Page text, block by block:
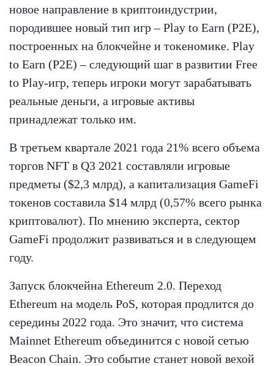
новое направление в криптоиндустрии,
породившее новый тип игр – Play to Earn (P2E),
построенных на блокчейне и токеномике. Play
to Earn (P2E) – следующий шаг в развитии Free
to Play-игр, теперь игроки могут зарабатывать
реальные деньги, а игровые активы
принадлежат только им.
В третьем квартале 2021 года 21% всего объема
торгов NFT в Q3 2021 составляли игровые
предметы ($2,3 млрд), а капитализация GameFi
токенов составила $14 млрд (0,57% всего рынка
криптовалют). По мнению эксперта, сектор
GameFi продолжит развиваться и в следующем
году.
Запуск блокчейна Ethereum 2.0. Переход
Ethereum на модель PoS, которая продлится до
середины 2022 года. Это значит, что система
Mainnet Ethereum объединится с новой сетью
Beacon Chain. Это событие станет новой вехой